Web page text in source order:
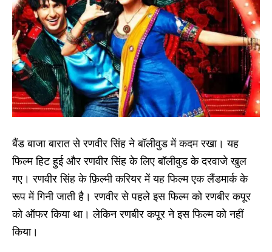
बैंड बाजा बारात से रणवीर सिंह ने बॉलीवुड में कदम रखा। यह
फिल्म हिट हुई और रणवीर सिंह के लिए बॉलीवुड के दरवाजे खुल
गए। रणवीर सिंह के फ़िल्मी करियर में यह फिल्म एक लैंडमार्क के
रूप में गिनी जाती है। रणवीर से पहले इस फिल्म को रणबीर कपूर
को ऑफर किया था। लेकिन रणबीर कपूर ने इस फिल्म को नहीं
किया।